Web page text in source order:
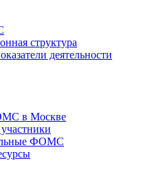
структура
деятельности
в Москве
ФОМС